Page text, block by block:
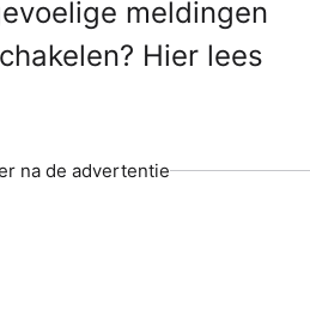
meldingen
Hier lees
na de advertentie